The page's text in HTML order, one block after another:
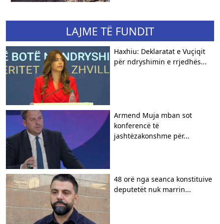
LAJME TË FUNDIT
Haxhiu: Deklaratat e Vuçiqit
për ndryshimin e rrjedhës...
Armend Muja mban sot
konferencë të
jashtëzakonshme për...
48 orë nga seanca konstituive
deputetët nuk marrin...